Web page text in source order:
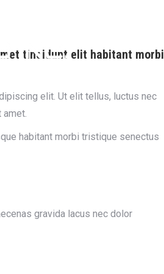
tincidunt elit habitant morbi
elit. Ut elit tellus, luctus nec
habitant morbi tristique senectus
gravida lacus nec dolor